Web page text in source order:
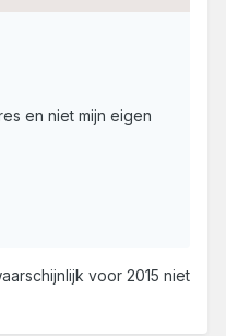
en niet mijn eigen
voor 2015 niet